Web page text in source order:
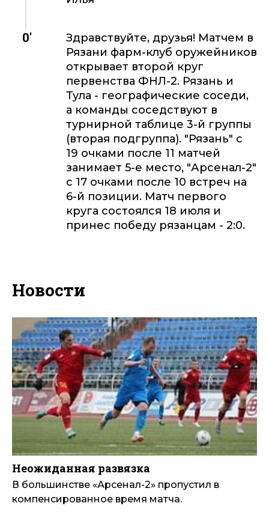
0'
Здравствуйте, друзья! Матчем в
Рязани фарм-клуб оружейников
открывает второй круг
первенства ФНЛ-2. Рязань и
Тула - географические соседи,
а команды соседствуют в
турнирной таблице 3-й группы
(вторая подгруппа). "Рязань" с
19 очками после 11 матчей
занимает 5-е место, "Арсенал-2"
с 17 очками после 10 встреч на
6-й позиции. Матч первого
круга состоялся 18 июля и
принес победу рязанцам - 2:0.
Новости
Неожиданная развязка
В большинстве «Арсенал-2» пропустил в
компенсированное время матча.